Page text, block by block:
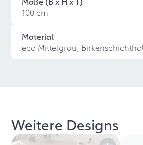
100 cm
Material
eco Mittelgrau,
Weitere Designs